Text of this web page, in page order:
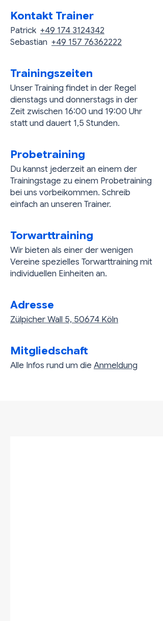
Kontakt Trainer
Patrick +49 174 3124342​
Sebastian +49 157 76362222
Trainingszeiten
Unser Training findet in der Regel
dienstags und donnerstags in der
Zeit zwischen 16:00 und 19:00 Uhr
statt und dauert 1,5 Stunden.
Probetraining
Du kannst jederzeit an einem der
Trainingstage zu einem Probetraining
bei uns vorbeikommen. Schreib
einfach an unseren Trainer.
Torwarttraining
Wir bieten als einer der wenigen
Vereine spezielles Torwarttraining mit
individuellen Einheiten an.
Adresse
Zülpicher Wall 5, 50674 Köln
Mitgliedschaft
Alle Infos rund um dieAnmeldung